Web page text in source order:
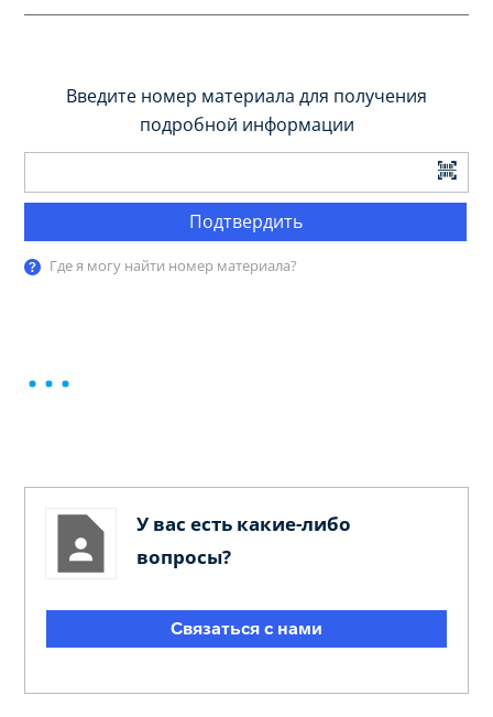
Введите номер материала для получения
подробной информации
Подтвердить
Где я могу найти номер материала?
У вас есть какие-либо
вопросы?
Связаться с нами